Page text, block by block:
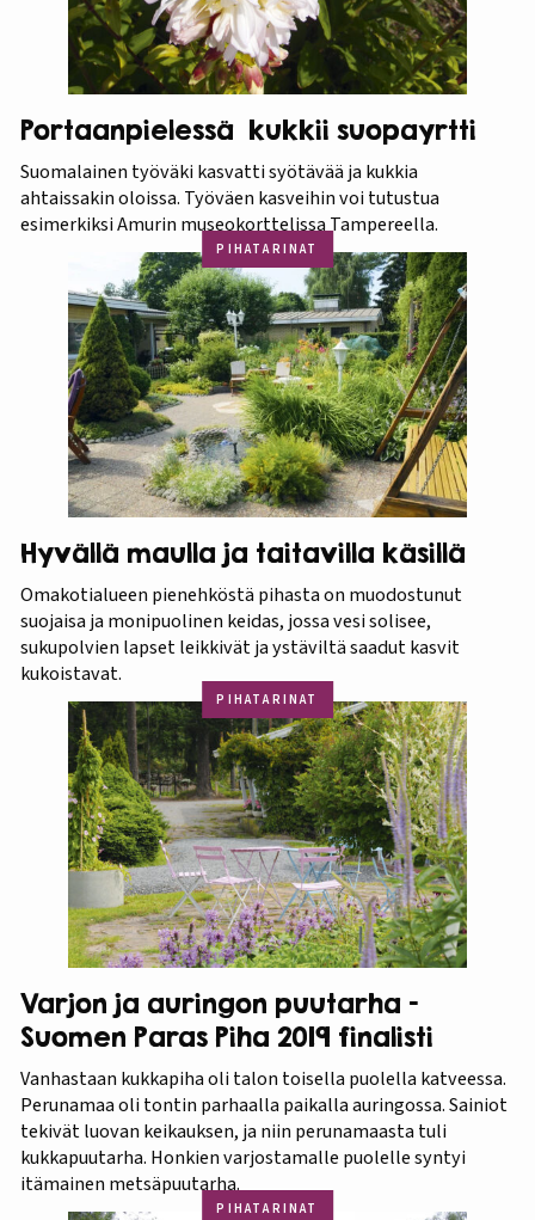
Portaanpielessä kukkii suopayrtti
Suomalainen työväki kasvatti syötävää ja kukkia
ahtaissakin oloissa. Työväen kasveihin voi tutustua
esimerkiksi Amurin museokorttelissa Tampereella.
PIHATARINAT
Hyvällä maulla ja taitavilla käsillä
Omakotialueen pienehköstä pihasta on muodostunut
suojaisa ja monipuolinen keidas, jossa vesi solisee,
sukupolvien lapset leikkivät ja ystäviltä saadut kasvit
kukoistavat.
PIHATARINAT
Varjon ja auringon puutarha –
Suomen Paras Piha 2019 finalisti
Vanhastaan kukkapiha oli talon toisella puolella katveessa.
Perunamaa oli tontin parhaalla paikalla auringossa. Sainiot
tekivät luovan keikauksen, ja niin perunamaasta tuli
kukkapuutarha. Honkien varjostamalle puolelle syntyi
itämainen metsäpuutarha.
PIHATARINAT